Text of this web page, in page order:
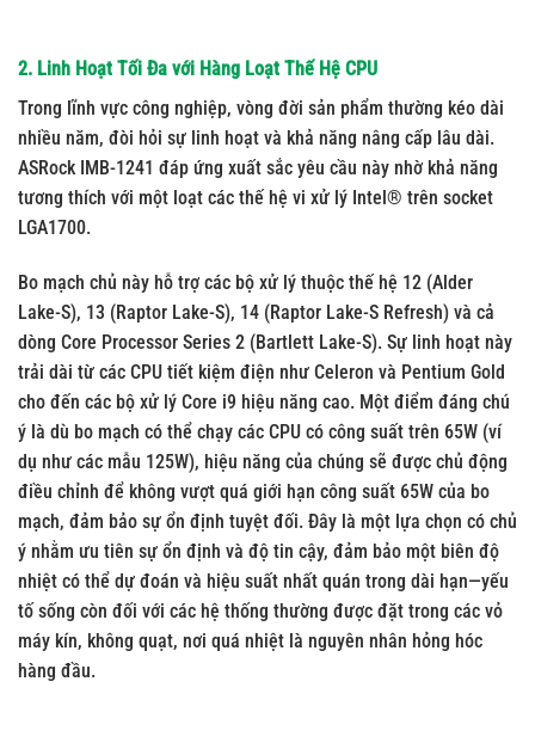
2. Linh Hoạt Tối Đa với Hàng Loạt Thế Hệ CPU
Trong lĩnh vực công nghiệp, vòng đời sản phẩm thường kéo dài
nhiều năm, đòi hỏi sự linh hoạt và khả năng nâng cấp lâu dài.
ASRock IMB-1241 đáp ứng xuất sắc yêu cầu này nhờ khả năng
tương thích với một loạt các thế hệ vi xử lý Intel® trên socket
LGA1700.
Bo mạch chủ này hỗ trợ các bộ xử lý thuộc thế hệ 12 (Alder
Lake-S), 13 (Raptor Lake-S), 14 (Raptor Lake-S Refresh) và cả
dòng Core Processor Series 2 (Bartlett Lake-S). Sự linh hoạt này
trải dài từ các CPU tiết kiệm điện như Celeron và Pentium Gold
cho đến các bộ xử lý Core i9 hiệu năng cao. Một điểm đáng chú
ý là dù bo mạch có thể chạy các CPU có công suất trên 65W (ví
dụ như các mẫu 125W), hiệu năng của chúng sẽ được chủ động
điều chỉnh để không vượt quá giới hạn công suất 65W của bo
mạch, đảm bảo sự ổn định tuyệt đối. Đây là một lựa chọn có chủ
ý nhằm ưu tiên sự ổn định và độ tin cậy, đảm bảo một biên độ
nhiệt có thể dự đoán và hiệu suất nhất quán trong dài hạn—yếu
tố sống còn đối với các hệ thống thường được đặt trong các vỏ
máy kín, không quạt, nơi quá nhiệt là nguyên nhân hỏng hóc
hàng đầu.